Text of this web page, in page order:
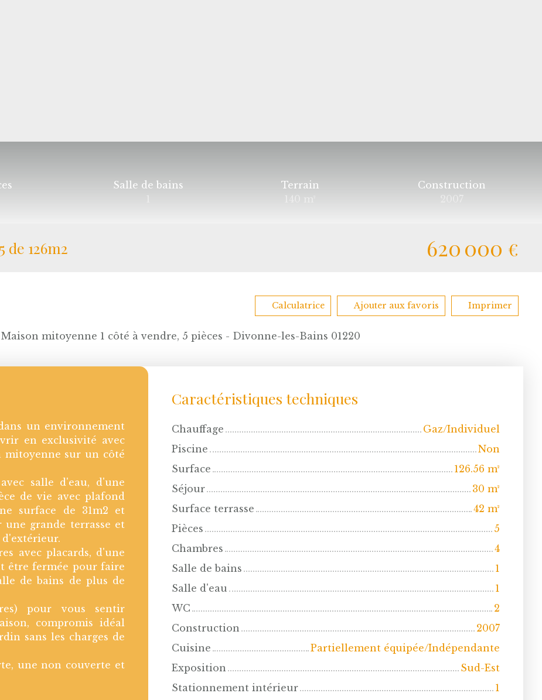
Salle de bains
Terrain
Construction
126m2 620 000 €
Calculatrice Ajouter aux favoris Imprimer
Maison mitoyenne 1 côté à vendre, 5 pièces - Divonne-les-Bains 01220
un environnement
en exclusivité avec
mitoyenne sur un côté
salle d'eau, d'une
de vie avec plafond
surface de 31m2 et
une grande terrasse et
avec placards, d'une
être fermée pour faire
de bains de plus de
pour vous sentir
compromis idéal
sans les charges de
une non couverte et
Caractéristiques techniques
Chauffage
Gaz/Individuel
Piscine
Non
Surface
126.56 m²
Séjour
30 m²
Surface terrasse
42 m²
Pièces
5
Chambres
4
Salle de bains
1
Salle d'eau
1
WC
2
Construction
2007
Cuisine
Partiellement équipée/Indépendante
Exposition
Sud-Est
Stationnement intérieur
1